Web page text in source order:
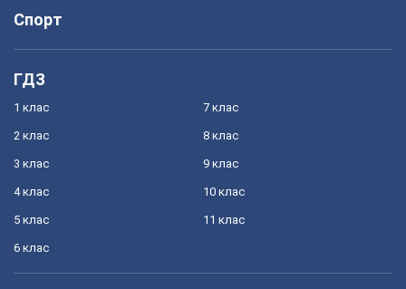
Спорт
ГДЗ
1 клас
2 клас
3 клас
4 клас
5 клас
6 клас
7 клас
8 клас
9 клас
10 клас
11 клас